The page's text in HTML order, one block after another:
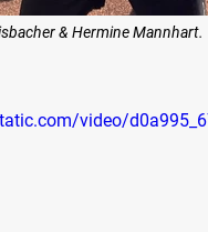
& Hermine Mannhart.
video/